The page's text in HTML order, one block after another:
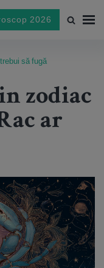
2026
să fugă
zodiac
ar